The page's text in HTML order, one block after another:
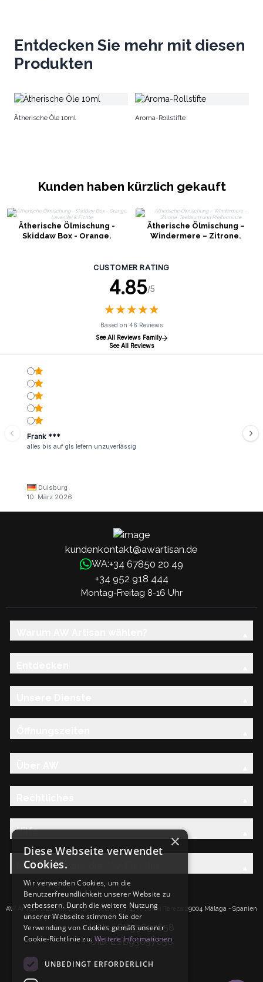
Entdecken Sie mehr mit diesen
Produkten
Ätherische Öle 10ml Aroma-Rollstifte
Kunden haben kürzlich gekauft
Ätherische Ölmischung -
Skiddaw Box - Orange,
Ätherische Ölmischung –
Windermere – Zitrone,
CUSTOMER RATING
4.85/5
★★★★★
★★★★★
Based on 46 Reviews
See All Reviews Family
See All Reviews
Frank ***
alles bis auf gls lefern unzuverlässig
Duisburg
10. März 2026
kundenkontakt@awartisan.de
WA:+34 67850 20 49
+34 952 918 444
Montag-Freitag 8-16 Uhr
Hilfe
Entdecken Sie die AW-Familie
AW Artisan S.L.Calle Caleta de Velez n39, 41 PI Santa Tereza 29004 Málaga - Spanien
IdNr: ESB93657658
UID: ESB93657658
×
Diese Webseite verwendet
Cookies.
Wir verwenden Cookies, um die
Benutzerfreundlichkeit unserer Website zu
verbessern. Durch die weitere Nutzung
unserer Webseite stimmen Sie der
Verwendung von Cookies gemäß unserer
Cookie-Richtlinie zu. Weitere Informationen
UNBEDINGT ERFORDERLICH